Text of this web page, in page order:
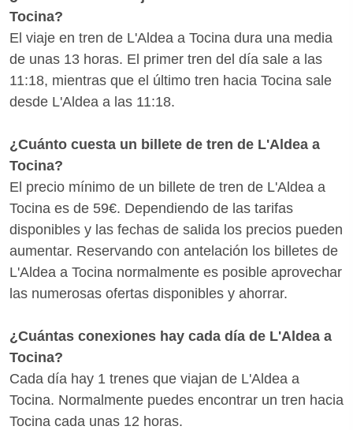
real, comprobando retrasos y vías.
Para encontrar las mejores ofertas para L'Aldea -
Tocina te aconsejamos que reserves tus billetes con
bastante antelación para aprovechar las
promociones de Renfe. ¿Quieres saber si hay
medios de transporte mejores para llegar a Tocina
trenes, y escoger la mejor opción para ti en pocos
clics.
Tocina?
El viaje en tren de L'Aldea a Tocina dura una media
de unas 13 horas. El primer tren del día sale a las
11:18, mientras que el último tren hacia Tocina sale
desde L'Aldea a las 11:18.
¿Cuánto cuesta un billete de tren de L'Aldea a
Tocina?
El precio mínimo de un billete de tren de L'Aldea a
Tocina es de 59€. Dependiendo de las tarifas
disponibles y las fechas de salida los precios pueden
aumentar. Reservando con antelación los billetes de
L'Aldea a Tocina normalmente es posible aprovechar
las numerosas ofertas disponibles y ahorrar.
¿Cuántas conexiones hay cada día de L'Aldea a
Tocina?
Cada día hay 1 trenes que viajan de L'Aldea a
Tocina. Normalmente puedes encontrar un tren hacia
Tocina cada unas 12 horas.